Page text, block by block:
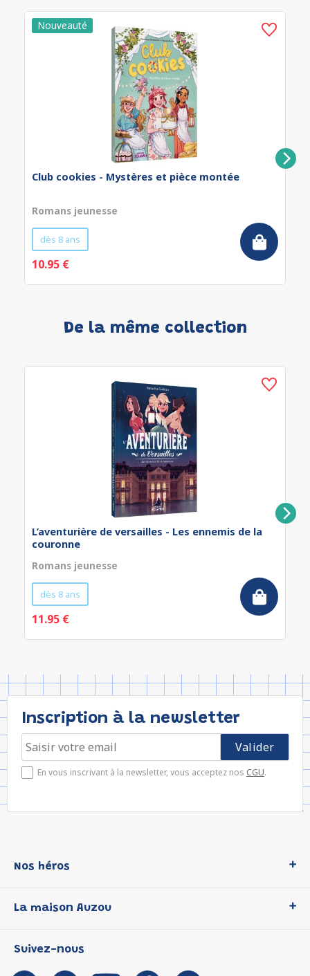
Club cookies - Mystères et pièce montée
Romans jeunesse
dès 8 ans
10.95 €
De la même collection
L’aventurière de versailles - Les ennemis de la
couronne
Romans jeunesse
dès 8 ans
11.95 €
Inscription à la newsletter
En vous inscrivant à la newsletter, vous acceptez nos CGU.
Nos héros
P'tit Loup
Les Influenceuses
La maison Auzou
Notre histoire
Suivez-nous